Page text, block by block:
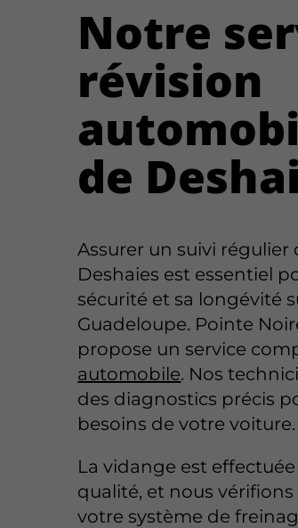
Notre
révision
de
Assurer un suivi régulier
Deshaies est essentiel
sécurité et sa longévité
Guadeloupe. Pointe
propose un service
automobile. Nos
des diagnostics précis
besoins de votre voiture.
La vidange est
qualité, et nous
votre système de